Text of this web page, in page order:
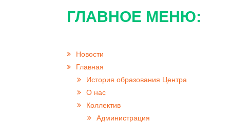
ГЛАВНОЕ МЕНЮ:
Новости
Главная
История образования Центра
О нас
Коллектив
Администрация